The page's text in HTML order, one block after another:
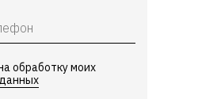
обработку моих